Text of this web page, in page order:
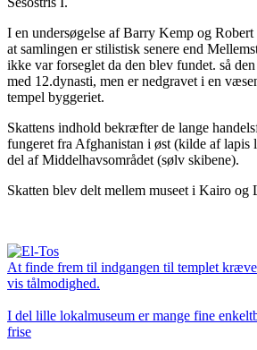
I en undersøgelse af Barry Kemp og
at samlingen er stilistisk senere end
ikke var forseglet da den blev fundet. så
med 12.dynasti, men er nedgravet i en
tempel byggeriet.
Skattens indhold bekræfter de lange
fungeret fra Afghanistan i øst (kilde af lapis
del af Middelhavsområdet (sølv skibene).
Skatten blev delt mellem museet i Kairo og
At finde frem til indgangen til templet
vis tålmodighed.
I del lille lokalmuseum er mange fine
frise